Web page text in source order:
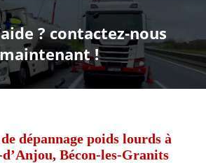
? contactez-nous
maintenant !
dépannage poids lourds à
Bécon-les-Granits